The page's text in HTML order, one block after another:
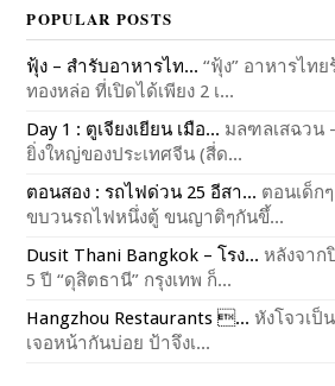
POPULAR POSTS
ฟุ้ง – สำรับอาหารไท... “ฟุ้ง” อาหารไท
ทองหล่อ ที่เปิดได้เพียง 2 เ...
Day 1 : ตูเจียงเยียน เมือ... มลฑลเสฉวน
ยิ่งใหญ่ของประเทศจีน (สี่ด...
ตอนสอง : รถไฟด่วน 25 อีสา... ตอนเด็ก
ขบวนรถไฟหนึ่งตู้ ขนญาติๆกันขึ้...
Dusit Thani Bangkok – โรง... หลังจาก
5 ปี “ดุสิตธานี” กรุงเทพ ก็...
Hangzhou Restaurants ... หังโจวเป็
เจอหน้ากันบ่อย ป้าจึงเ...